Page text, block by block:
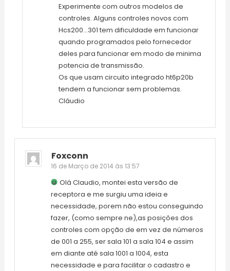
Experimente com outros modelos de
controles. Alguns controles novos com
Hcs200…301 tem dificuldade em funcionar
quando programados pelo fornecedor
deles para funcionar em modo de minima
potencia de transmissão.
Os que usam circuito integrado ht6p20b
tendem a funcionar sem problemas.
Cláudio
Foxconn
16 de Março de 2014 às 13:57
Olá Claudio, montei esta versão de
receptora e me surgiu uma ideia e
necessidade, porem não estou conseguindo
fazer, (como sempre ne),as posições dos
controles com opção de em vez de números
de 001 a 255, ser sala 101 a sala 104 e assim
em diante até sala 1001 a 1004, esta
necessidade e para facilitar o cadastro e